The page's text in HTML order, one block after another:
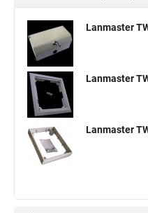
Lanmaster
Lanmaster
Lanmaster